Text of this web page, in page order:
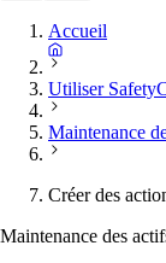
Accueil
Utiliser
Maintenance
Créer des
Maintenance des